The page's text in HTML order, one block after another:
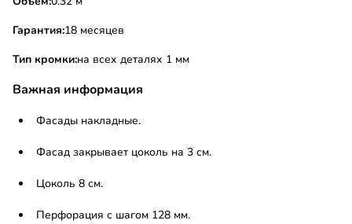
Гарантия:18 месяцев
Тип кромки:на всех деталях 1 мм
Важная информация
Фасады накладные.
Фасад закрывает цоколь на 3 см.
Цоколь 8 см.
Перфорация с шагом 128 мм.